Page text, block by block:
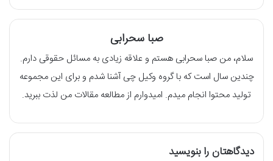
صبا سحرابی
سلام، من صبا سحرابی هستم و علاقه زیادی به مسائل حقوقی دارم.
چندین سال است که با گروه وکیل چی آشنا شدم و برای این مجموعه
تولید محتوا انجام میدم. امیدوارم از مطالعه مقالات من لذت ببرید.
دیدگاهتان را بنویسید